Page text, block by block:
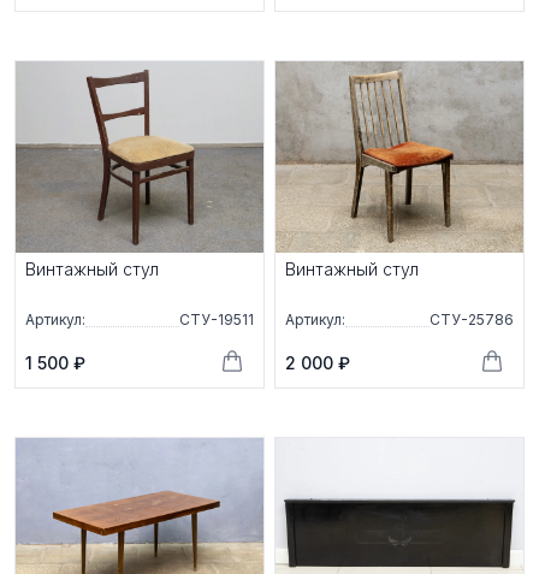
Винтажный стул
Артикул: СТУ-19511
1 500 ₽
Винтажный стул
Артикул: СТУ-25786
2 000 ₽